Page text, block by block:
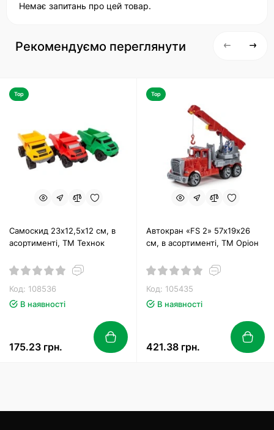
Немає запитань про цей товар.
Рекомендуємо переглянути
Top
Самоскид 23х12,5х12 см, в
асортименті, ТМ Технок
Код: 108536
В наявності
175.23 грн.
Top
Автокран «FS 2» 57х19х26
см, в асортименті, ТМ Оріон
Код: 105435
В наявності
421.38 грн.